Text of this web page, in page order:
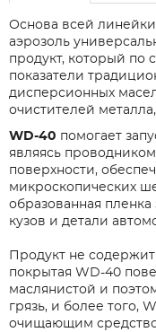
Основа всей
аэрозоль
продукт, который по
показатели
дисперсионных
очистителей
WD-40 помогает
являясь
поверхности,
микроскопических
образованная
кузов и детали
Продукт не
покрытая WD-40
маслянистой и
грязь, и более того,
очищающим